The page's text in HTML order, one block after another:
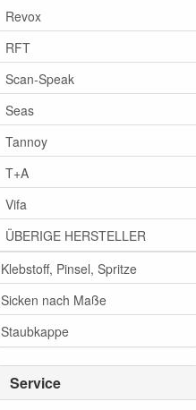
Revox
RFT
Scan-Speak
Seas
Tannoy
T+A
Vifa
ÜBERIGE HERSTELLER
Klebstoff, Pinsel, Spritze
Sicken nach Maße
Staubkappe
Service